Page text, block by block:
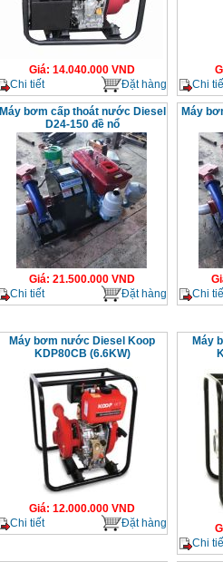
Giá: 14.040.000 VND
Chi tiết
Đặt hàng
Chi
Máy bơm cấp thoát nước Diesel
D24-150 đề nổ
Giá: 21.500.000 VND
Chi tiết
Đặt hàng
Máy
Chi
Máy bơm nước Diesel Koop
KDP80CB (6.6KW)
Giá: 12.000.000 VND
Chi tiết
Đặt hàng
Máy
Chi